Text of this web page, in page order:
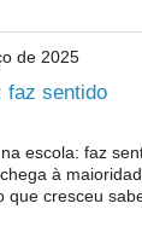
de 2025
faz sentido
escola: faz
à
que cresceu